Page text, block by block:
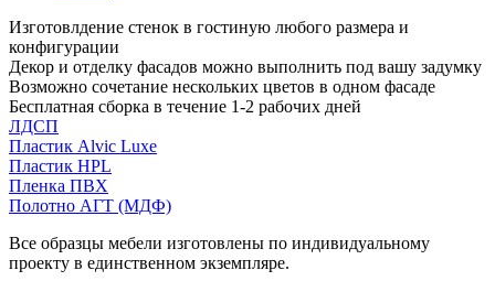
Изготовлдение стенок в гостиную любого размера и
конфигурации
Декор и отделку фасадов можно выполнить под вашу задумку
Возможно сочетание нескольких цветов в одном фасаде
Бесплатная сборка в течение 1-2 рабочих дней
ЛДСП
Пластик Alvic Luxe
Пластик HPL
Пленка ПВХ
Полотно АГТ (МДФ)
Все образцы мебели изготовлены по индивидуальному
проекту в единственном экземпляре.